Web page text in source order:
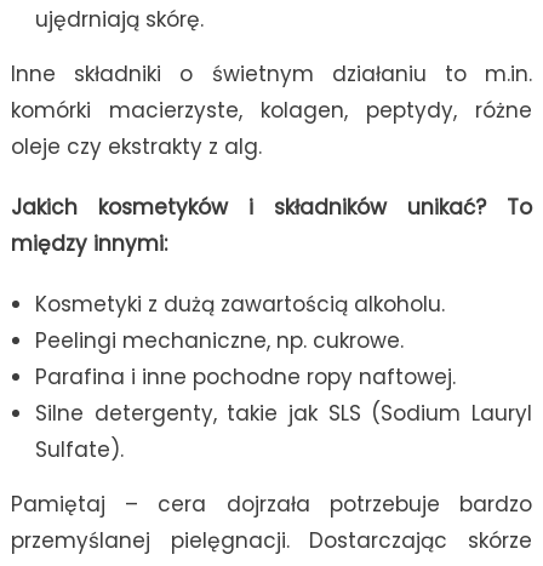
ujędrniają skórę.
Inne składniki o świetnym działaniu to m.in.
komórki macierzyste, kolagen, peptydy, różne
oleje czy ekstrakty z alg.
Jakich kosmetyków i składników unikać? To
między innymi:
Kosmetyki z dużą zawartością alkoholu.
Peelingi mechaniczne, np. cukrowe.
Parafina i inne pochodne ropy naftowej.
Silne detergenty, takie jak SLS (Sodium Lauryl
Sulfate).
Pamiętaj – cera dojrzała potrzebuje bardzo
przemyślanej pielęgnacji. Dostarczając skórze